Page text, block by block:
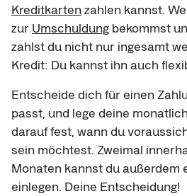
Kreditkartenzahlen kannst.
zur Umschuldung bekommst
zahlst du nicht nur ingesamt
Kredit: Du kannst ihn auch
Entscheide dich für einen
passt, und lege deine
darauf fest, wann du
sein möchtest. Zweimal
Monaten kannst du außerdem
einlegen. Deine Entscheidung!